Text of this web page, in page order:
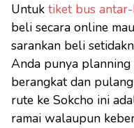
Untuk tiket bus
beli secara online
sarankan beli
Anda punya
berangkat dan
rute ke Sokcho ini
ramai walaupun